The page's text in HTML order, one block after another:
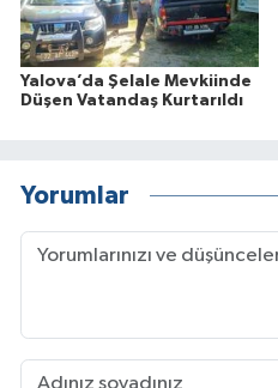
Yalova’da Şelale Mevkiinde
Düşen Vatandaş Kurtarıldı
Yorumlar